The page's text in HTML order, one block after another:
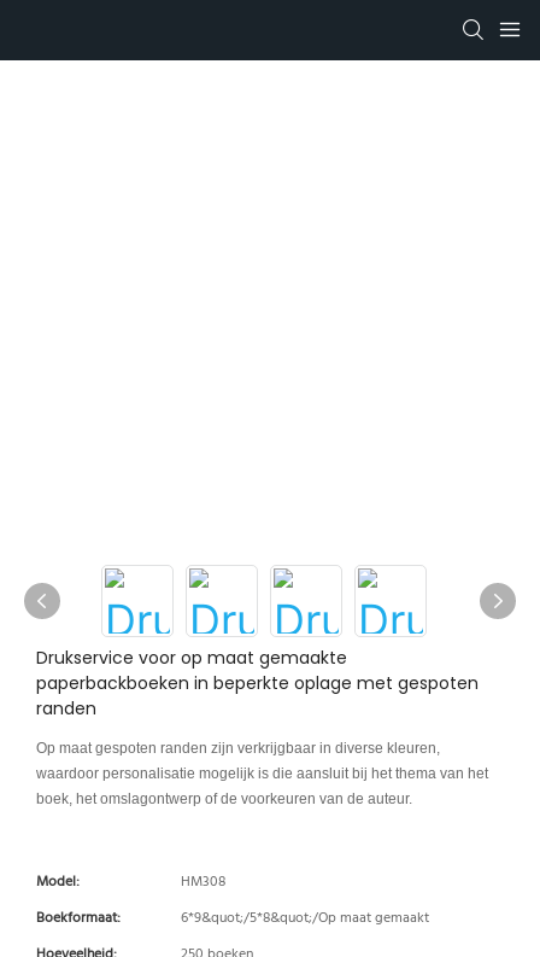
Drukservice voor op maat gemaakte
paperbackboeken in beperkte oplage met gespoten
randen
Op maat gespoten randen zijn verkrijgbaar in diverse kleuren,
waardoor personalisatie mogelijk is die aansluit bij het thema van het
boek, het omslagontwerp of de voorkeuren van de auteur.
Model:
HM308
Boekformaat:
6*9&quot;/5*8&quot;/Op maat gemaakt